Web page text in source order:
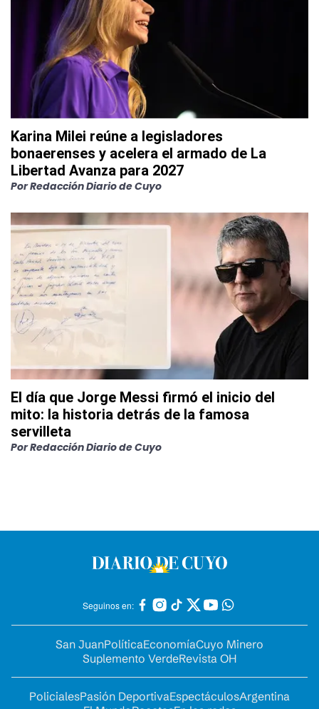
Karina Milei reúne a legisladores
bonaerenses y acelera el armado de La
Libertad Avanza para 2027
PorRedacción Diario de Cuyo
El día que Jorge Messi firmó el inicio del
mito: la historia detrás de la famosa
servilleta
PorRedacción Diario de Cuyo
Seguinos en:
San JuanPolíticaEconomíaCuyo Minero
Suplemento VerdeRevista OH
PolicialesPasión DeportivaEspectáculosArgentina